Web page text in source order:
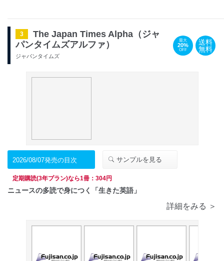
3
The Japan Times Alpha（ジャ
パンタイムズアルファ）
ジャパンタイムズ
最大
20%
OFF
送料
無料
2026/08/07発売の目次 サンプルを見る
定期購読(3年プラン)なら1冊：304円
ニュースの多読で身につく「生きた英語」
詳細をみる ＞